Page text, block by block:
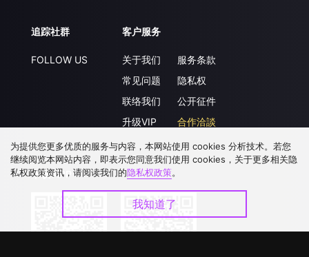
追踪社群
FOLLOW US
客户服务
关于我们
常见问题
联络我们
升级VIP
服务条款
隐私权
公开征件
合作洽談
下载 APP
为提供您更多优质的服务与内容，本网站使用 cookies 分析技术。若您
继续阅览本网站内容，即表示您同意我们使用 cookies，关于更多相关隐
私权政策资讯，请阅读我们的隐私权政策。
我知道了